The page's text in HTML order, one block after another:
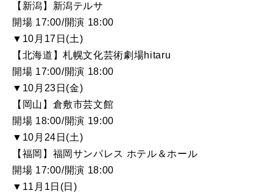
【新潟】新潟テルサ
開場 17:00/開演 18:00
▼10月17日(土)
【北海道】札幌文化芸術劇場hitaru
開場 17:00/開演 18:00
▼10月23日(金)
【岡山】倉敷市芸文館
開場 18:00/開演 19:00
▼10月24日(土)
【福岡】福岡サンパレス ホテル＆ホール
開場 17:00/開演 18:00
▼11月1日(日)